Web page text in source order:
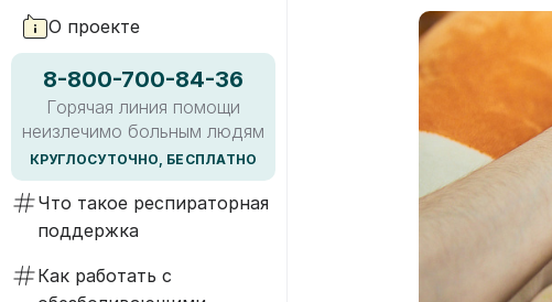
О проекте
8-800-700-84-36
Горячая линия помощи
неизлечимо больным людям
КРУГЛОСУТОЧНО, БЕСПЛАТНО
Что такое респираторная
поддержка
Как работать с